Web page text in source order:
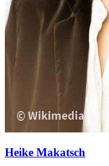
Heike Makatsch